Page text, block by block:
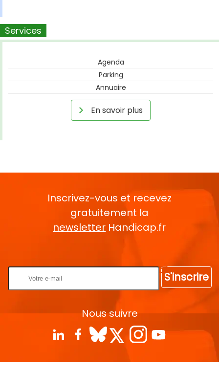
Services
Agenda
Parking
Annuaire
En savoir plus
Inscrivez-vous et recevez
gratuitement la
newsletter Handicap.fr
S'inscrire
Nous suivre